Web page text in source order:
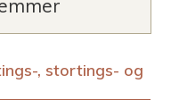
, stortings- og